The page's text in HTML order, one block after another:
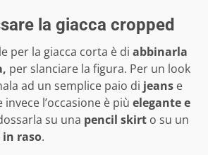
la giacca cropped
per la giacca corta è di abbinarla
per slanciare la figura. Per un look
ad un semplice paio di jeans e
invece l’occasione è più elegante e
su una pencil skirt o su un
raso.